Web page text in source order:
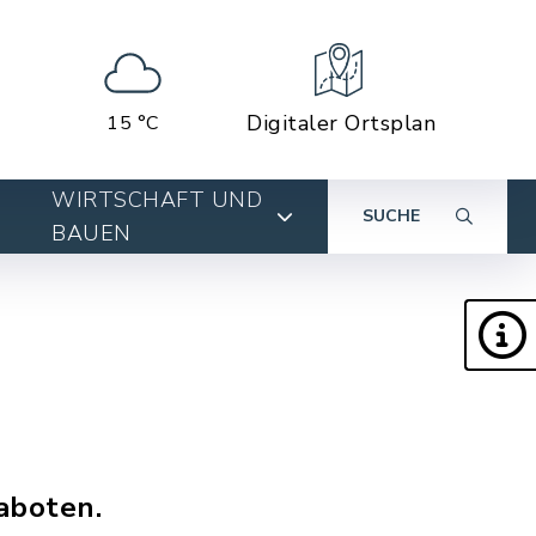
15 °C Digitaler Ortsplan
WIRTSCHAFT UND
BAUEN
SUCHE